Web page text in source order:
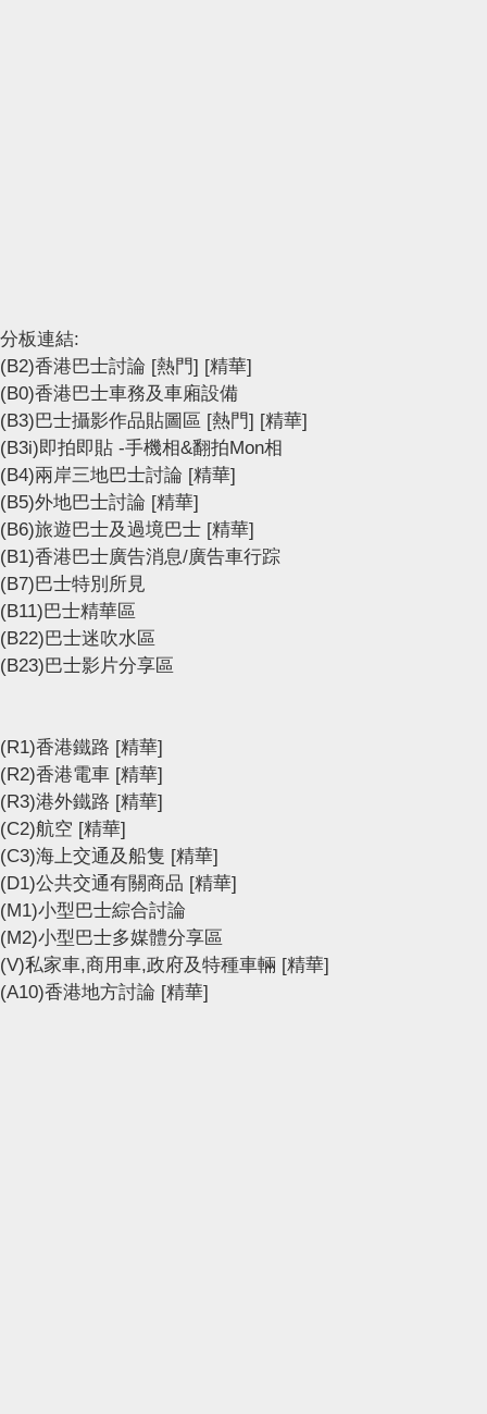
分板連結:
(B2)香港巴士討論 [熱門] [精華]
(B0)香港巴士車務及車廂設備
(B3)巴士攝影作品貼圖區 [熱門] [精華]
(B3i)即拍即貼 -手機相&翻拍Mon相
(B4)兩岸三地巴士討論 [精華]
(B5)外地巴士討論 [精華]
(B6)旅遊巴士及過境巴士 [精華]
(B1)香港巴士廣告消息/廣告車行踪
(B7)巴士特別所見
(B11)巴士精華區
(B22)巴士迷吹水區
(B23)巴士影片分享區
(R1)香港鐵路 [精華]
(R2)香港電車 [精華]
(R3)港外鐵路 [精華]
(C2)航空 [精華]
(C3)海上交通及船隻 [精華]
(D1)公共交通有關商品 [精華]
(M1)小型巴士綜合討論
(M2)小型巴士多媒體分享區
(V)私家車,商用車,政府及特種車輛 [精華]
(A10)香港地方討論 [精華]